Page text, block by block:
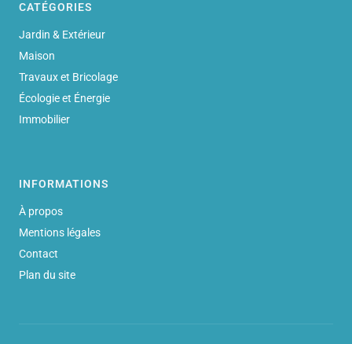
CATÉGORIES
Jardin & Extérieur
Maison
Travaux et Bricolage
Écologie et Énergie
Immobilier
INFORMATIONS
À propos
Mentions légales
Contact
Plan du site